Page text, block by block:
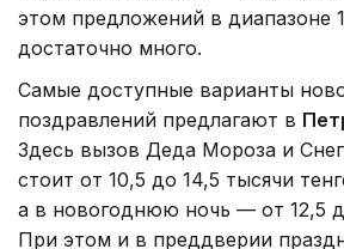
этом предложений в диапазоне
достаточно много.
Самые доступные варианты
поздравлений предлагают в
Здесь вызов Деда Мороза и
стоит от 10,5 до 14,5 тысячи
а в новогоднюю ночь — от 12,5
При этом и в преддверии